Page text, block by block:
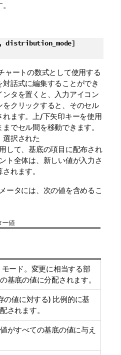
ャートの数式として使用する
話式に編集することができ
ンタを置くと、入力アイコン
クリックすると、そのセル
ます。上/下矢印キーを使用
でセル間を移動できます。
選択された
して、基底の項目に配布され
ト全体は、新しい値が入力さ
れます。
ータには、次の値を含めるこ
ー値
ード。変更に相当する部
基底の値に分配されます。
の値に対する) 比例的に基
されます。
がすべての基底の値に与え